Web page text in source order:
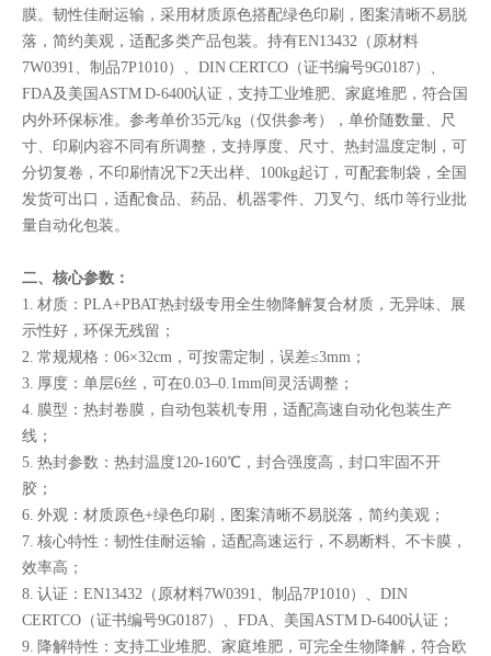
膜。韧性佳耐运输，采用材质原色搭配绿色印刷，图案清晰不易脱
落，简约美观，适配多类产品包装。持有EN13432（原材料
7W0391、制品7P1010）、DIN CERTCO（证书编号9G0187）、
FDA及美国ASTM D-6400认证，支持工业堆肥、家庭堆肥，符合国
内外环保标准。参考单价35元/kg（仅供参考），单价随数量、尺
寸、印刷内容不同有所调整，支持厚度、尺寸、热封温度定制，可
分切复卷，不印刷情况下2天出样、100kg起订，可配套制袋，全国
发货可出口，适配食品、药品、机器零件、刀叉勺、纸巾等行业批
量自动化包装。
二、核心参数：
1. 材质：PLA+PBAT热封级专用全生物降解复合材质，无异味、展
示性好，环保无残留；
2. 常规规格：06×32cm，可按需定制，误差≤3mm；
3. 厚度：单层6丝，可在0.03–0.1mm间灵活调整；
4. 膜型：热封卷膜，自动包装机专用，适配高速自动化包装生产
线；
5. 热封参数：热封温度120-160℃，封合强度高，封口牢固不开
胶；
6. 外观：材质原色+绿色印刷，图案清晰不易脱落，简约美观；
7. 核心特性：韧性佳耐运输，适配高速运行，不易断料、不卡膜，
效率高；
8. 认证：EN13432（原材料7W0391、制品7P1010）、DIN
CERTCO（证书编号9G0187）、FDA、美国ASTM D-6400认证；
9. 降解特性：支持工业堆肥、家庭堆肥，可完全生物降解，符合欧